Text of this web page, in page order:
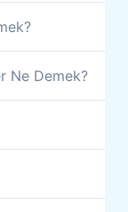
Ne Demek?